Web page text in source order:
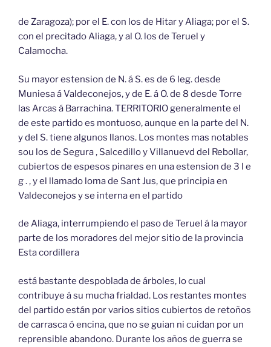
de Zaragoza); por el E. con los de Hitar y Aliaga; por el S.
con el precitado Aliaga, y al O. los de Teruel y
Calamocha.
Su mayor estension de N. á S. es de 6 leg. desde
Muniesa á Valdeconejos, y de E. á O. de 8 desde Torre
las Arcas á Barrachina. TERRITORIO generalmente el
de este partido es montuoso, aunque en la parte del N.
y del S. tiene algunos llanos. Los montes mas notables
sou los de Segura , Salcedillo y Villanuevd del Rebollar,
cubiertos de espesos pinares en una estension de 3 l e
g . , y el llamado loma de Sant Jus, que principia en
Valdeconejos y se interna en el partido
de Aliaga, interrumpiendo el paso de Teruel á la mayor
parte de los moradores del mejor sitio de la provincia
Esta cordillera
está bastante despoblada de árboles, lo cual
contribuye á su mucha frialdad. Los restantes montes
del partido están por varios sitios cubiertos de retoños
de carrasca ó encina, que no se guian ni cuidan por un
reprensible abandono. Durante los años de guerra se